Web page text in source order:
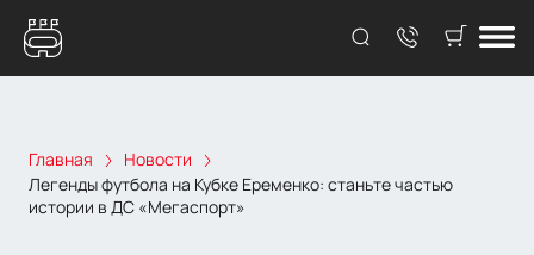
Главная
Новости
Легенды футбола на Кубке Еременко: станьте частью
истории в ДС «Мегаспорт»